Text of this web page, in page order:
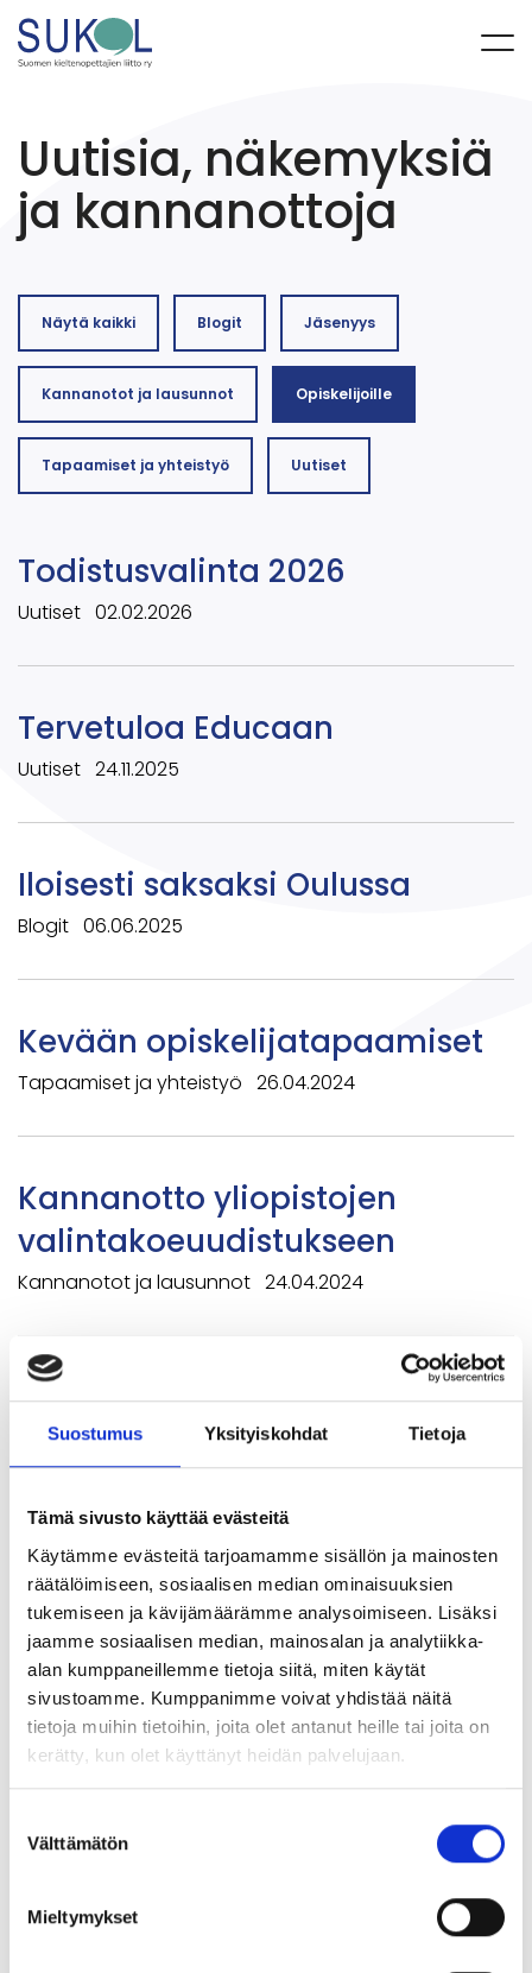
Suostumus Yksityiskohdat Tietoja
Tämä sivusto käyttää evästeitä
Käytämme evästeitä tarjoamamme sisällön ja mainosten
räätälöimiseen, sosiaalisen median ominaisuuksien
tukemiseen ja kävijämäärämme analysoimiseen. Lisäksi
jaamme sosiaalisen median, mainosalan ja analytiikka-
alan kumppaneillemme tietoja siitä, miten käytät
sivustoamme. Kumppanimme voivat yhdistää näitä
tietoja muihin tietoihin, joita olet antanut heille tai joita on
kerätty, kun olet käyttänyt heidän palvelujaan.
valinta
Välttämätön
Mieltymykset
Uutisia, näkemyksiä
ja kannanottoja
Näytä kaikki Blogit Jäsenyys
Kannanotot ja lausunnot Opiskelijoille
Tapaamiset ja yhteistyö Uutiset
Todistusvalinta 2026
Uutiset 02.02.2026
Tervetuloa Educaan
Uutiset 24.11.2025
Iloisesti saksaksi Oulussa
Blogit 06.06.2025
Kevään opiskelijatapaamiset
Tapaamiset ja yhteistyö 26.04.2024
Kannanotto yliopistojen
valintakoeuudistukseen
Kannanotot ja lausunnot 24.04.2024
Nollasta on vaikea vähentää
Blogit 22.04.2024
Liiketoiminnan perustutkinnon
perusteet voimaan 1.8.2024
Uutiset 11.01.2024
Kielitaito työelämätaitona
Blogit 17.05.2023
Yliopistojen todistusvalintaa